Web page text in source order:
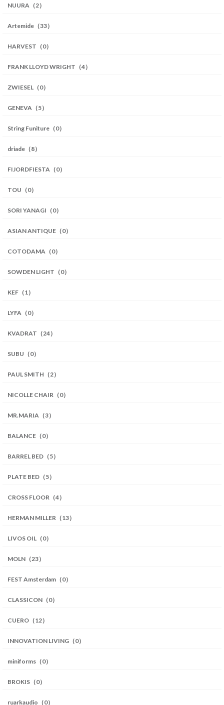
NUURA（2）
Artemide（33）
HARVEST（0）
FRANK LLOYD WRIGHT（4）
ZWIESEL（0）
GENEVA（5）
String Funiture（0）
driade（8）
FIJORDFIESTA（0）
TOU（0）
SORI YANAGI（0）
ASIAN ANTIQUE（0）
COTODAMA（0）
SOWDEN LIGHT（0）
KEF（1）
LYFA（0）
KVADRAT（24）
SUBU（0）
PAUL SMITH（2）
NICOLLE CHAIR（0）
MR.MARIA（3）
BALANCE（0）
BARREL BED（5）
PLATE BED（5）
CROSS FLOOR（4）
HERMAN MILLER（13）
LIVOS OIL（0）
MOLN（23）
FEST Amsterdam（0）
CLASSICON（0）
CUERO（12）
INNOVATION LIVING（0）
miniforms（0）
BROKIS（0）
ruarkaudio（0）